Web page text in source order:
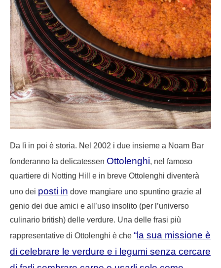
Da lì in poi è storia. Nel 2002 i due insieme a Noam Bar
fonderanno la delicatessen Ottolenghi, nel famoso
quartiere di Notting Hill e in breve Ottolenghi diventerà
uno dei posti in dove mangiare uno spuntino grazie al
genio dei due amici e all’uso insolito (per l’universo
culinario british) delle verdure. Una delle frasi più
rappresentative di Ottolenghi è che “la sua missione è
di celebrare le verdure e i legumi senza cercare